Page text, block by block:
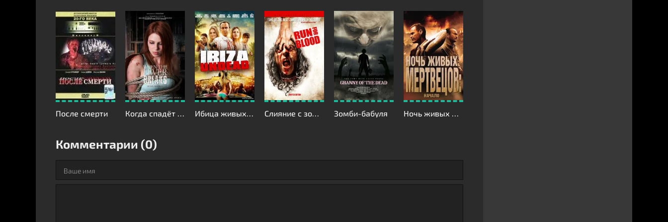
После смерти Когда спадёт жар Ибица живых мертвецов Слияние с зомби Зомби-бабуля Ночь живых мертвецов: Начало
Комментарии (0)